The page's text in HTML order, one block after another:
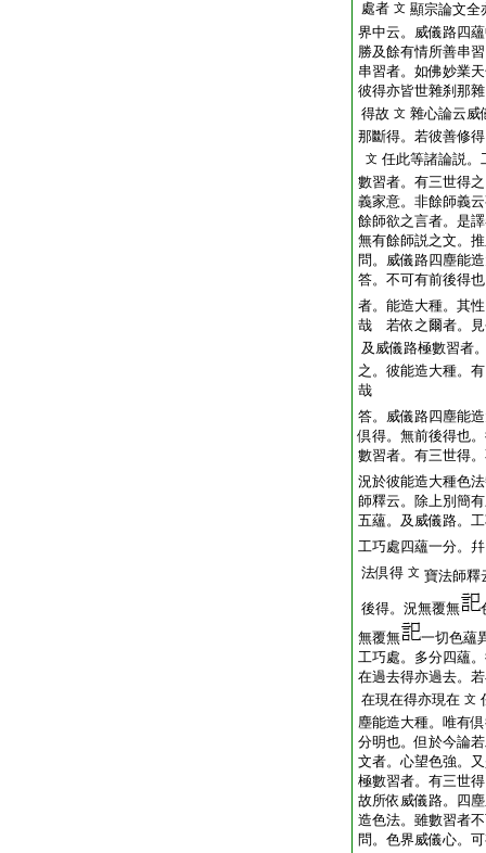
處者 文 顯宗論文全
界中云。威儀路四
勝及餘有情所善串
串習者。如佛妙業
彼得亦皆世雜刹那
得故 文 雜心論云威
那斷得。若彼善修
文 任此等諸論説。
數習者。有三世得
義家意。非餘師義
餘師欲之言者。是
無有餘師説之文。
問。威儀路四塵能
答。不可有前後得也
者。能造大種。其性
哉 若依之爾者。
及威儀路極數習者
之。彼能造大種。
哉
答。威儀路四塵能
倶得。無前後得也
數習者。有三世得
況於彼能造大種色
師釋云。除上別簡
五蘊。及威儀路。
工巧處四蘊一分。
法倶得 文 寶法師釋
後得。況無覆無
無覆無
一切色蘊
工巧處。多分四蘊
在過去得亦過去。
在現在得亦現在 文
塵能造大種。唯有
分明也。但於今論
文者。心望色強。
極數習者。有三世
故所依威儀路。四
造色法。雖數習者
問。色界威儀心。